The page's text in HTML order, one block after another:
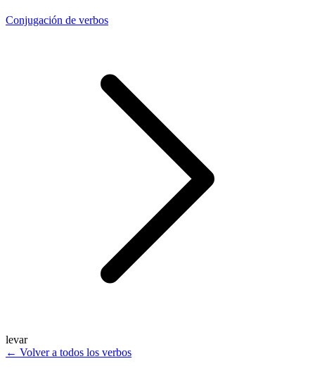
Conjugación de verbos
levar
← Volver a todos los verbos